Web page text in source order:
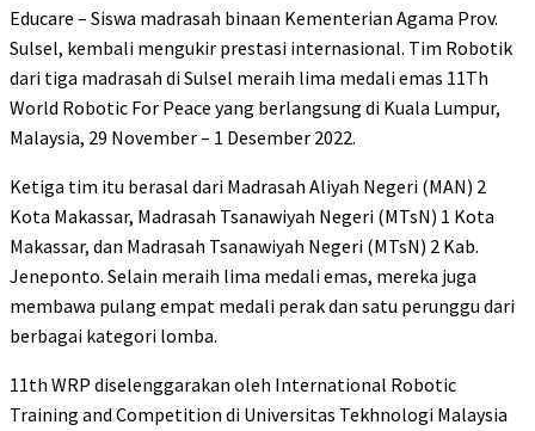
Educare – Siswa madrasah binaan Kementerian Agama Prov.
Sulsel, kembali mengukir prestasi internasional. Tim Robotik
dari tiga madrasah di Sulsel meraih lima medali emas 11Th
World Robotic For Peace yang berlangsung di Kuala Lumpur,
Malaysia, 29 November – 1 Desember 2022.
Ketiga tim itu berasal dari Madrasah Aliyah Negeri (MAN) 2
Kota Makassar, Madrasah Tsanawiyah Negeri (MTsN) 1 Kota
Makassar, dan Madrasah Tsanawiyah Negeri (MTsN) 2 Kab.
Jeneponto. Selain meraih lima medali emas, mereka juga
membawa pulang empat medali perak dan satu perunggu dari
berbagai kategori lomba.
11th WRP diselenggarakan oleh International Robotic
Training and Competition di Universitas Tekhnologi Malaysia